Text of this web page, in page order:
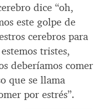
dice “oh,
este golpe de
cerebros para
tristes,
deberíamos comer
que se llama
por estrés”.